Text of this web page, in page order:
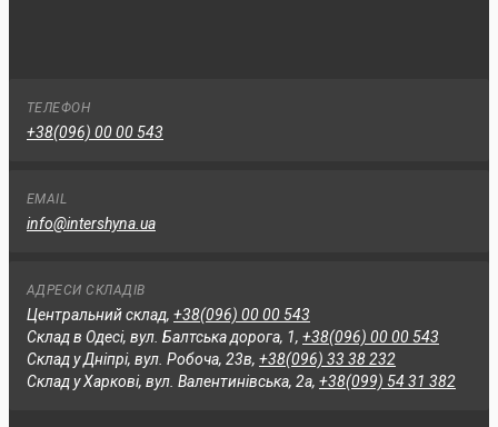
ТЕЛЕФОН
+38(096) 00 00 543
EMAIL
info@intershyna.ua
АДРЕСИ СКЛАДІВ
Центральний склад, +38(096) 00 00 543
Склад в Одесі, вул. Балтська дорога, 1, +38(096) 00 00 543
Склад у Дніпрі, вул. Робоча, 23в, +38(096) 33 38 232
Склад у Харкові, вул. Валентинівська, 2а, +38(099) 54 31 382